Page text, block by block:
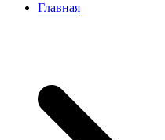
Главная